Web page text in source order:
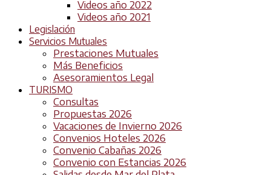
Videos año 2022
Videos año 2021
Legislación
Servicios Mutuales
Prestaciones Mutuales
Más Beneficios
Asesoramientos Legal
TURISMO
Consultas
Propuestas 2026
Vacaciones de Invierno 2026
Convenios Hoteles 2026
Convenio Cabañas 2026
Convenio con Estancias 2026